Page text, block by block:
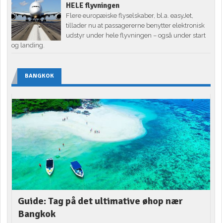
HELE flyvningen
Flere europæiske flyselskaber, bl.a. easyJet,
tillader nu at passagererne benytter elektronisk
udstyr under hele flyvningen – også under start
og landing.
BANGKOK
Guide: Tag på det ultimative øhop nær
Bangkok